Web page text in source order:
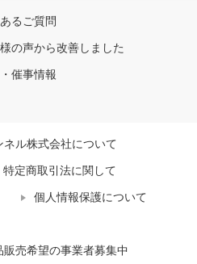
るご質問
の声から改善しました
催事情報
ル株式会社について
特定商取引法に関して
個人情報保護について
売希望の事業者募集中